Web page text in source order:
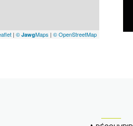
| © JawgMaps | © OpenStreetMap